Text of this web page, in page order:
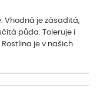
Vhodná je zásaditá,
půda. Toleruje i
je v našich